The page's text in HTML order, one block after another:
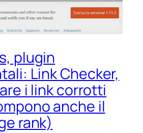
plugin
Link Checker,
i link corrotti
anche il
rank)